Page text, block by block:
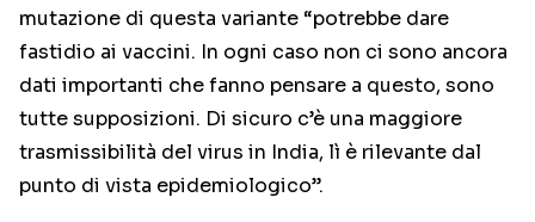
mutazione di questa variante “potrebbe dare
fastidio ai vaccini. In ogni caso non ci sono ancora
dati importanti che fanno pensare a questo, sono
tutte supposizioni. Di sicuro c’è una maggiore
trasmissibilità del virus in India, lì è rilevante dal
punto di vista epidemiologico”.